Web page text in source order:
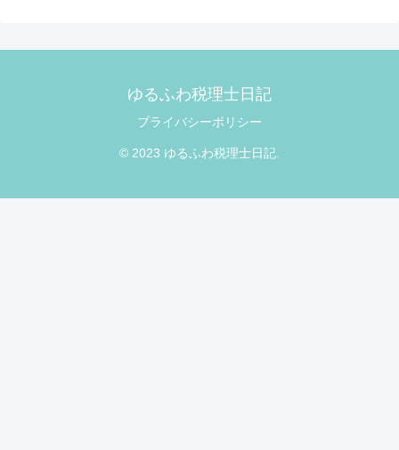
ゆるふわ税理士日記
プライバシーポリシー
© 2023 ゆるふわ税理士日記.